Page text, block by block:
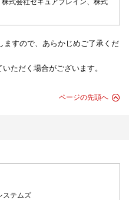
式会社セキュアブレイン、株式
すので、あらかじめご了承くだ
ただく場合がございます。
ページの先頭へ
ステムズ